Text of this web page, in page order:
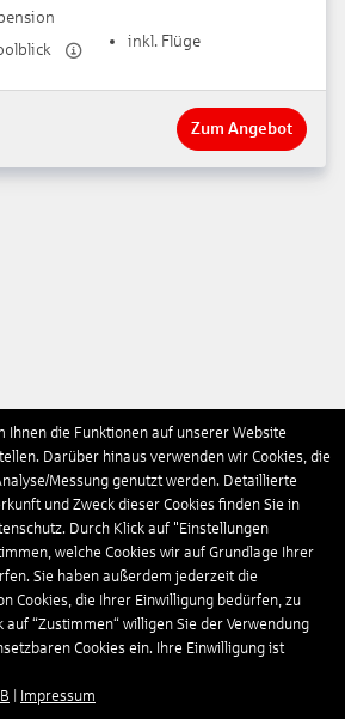
inkl. Flüge
Zum Angebot
Ihnen die Funktionen auf unserer Website
Darüber hinaus verwenden wir Cookies, die
Messung genutzt werden. Detaillierte
und Zweck dieser Cookies finden Sie in
Durch Klick auf "Einstellungen
welche Cookies wir auf Grundlage Ihrer
Sie haben außerdem jederzeit die
Cookies, die Ihrer Einwilligung bedürfen, zu
“Zustimmen“ willigen Sie der Verwendung
Cookies ein. Ihre Einwilligung ist
Impressum